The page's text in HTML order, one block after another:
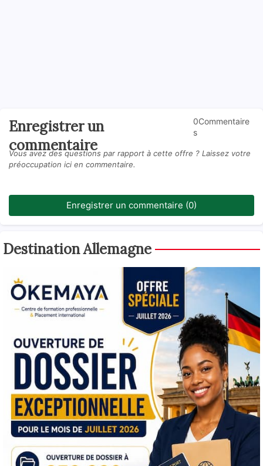
Enregistrer un
commentaire
0Commentaire
s
Vous avez des questions par rapport à cette offre ? Laissez votre
préoccupation ici en commentaire.
Enregistrer un commentaire (0)
Destination Allemagne